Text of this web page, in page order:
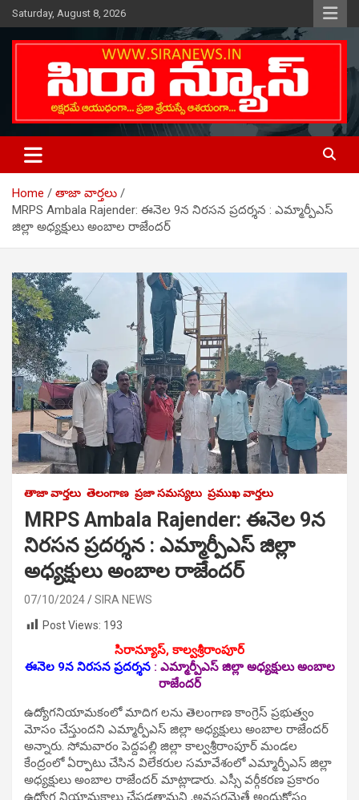
Skip
to
content
Saturday, August 8, 2026
SIRA NEWS
Telugu Online News Daily
Home
తాజా వార్తలు
MRPS Ambala Rajender: ఈనెల 9న నిర‌స‌న ప్ర‌ద‌ర్శ‌న : ఎమ్మార్పీఎస్
జిల్లా అధ్యక్షులు అంబాల రాజేందర్
తాజా వార్తలు తెలంగాణ ప్రజా సమస్యలు ప్రముఖ వార్తలు
MRPS Ambala Rajender: ఈనెల 9న
నిర‌స‌న ప్ర‌ద‌ర్శ‌న : ఎమ్మార్పీఎస్ జిల్లా
అధ్యక్షులు అంబాల రాజేందర్
07/10/2024
SIRA NEWS
Post Views: 193
సిరాన్యూస్‌, కాల్వశ్రీరాంపూర్
ఈనెల 9న నిర‌స‌న ప్ర‌ద‌ర్శ‌న : ఎమ్మార్పీఎస్ జిల్లా అధ్యక్షులు అంబాల
రాజేందర్
ఉద్యోగనియామకంలో మాదిగ లను తెలంగాణ కాంగ్రెస్ ప్రభుత్వం
మోసం చేస్తుంద‌ని ఎమ్మార్పీఎస్ జిల్లా అధ్యక్షులు అంబాల రాజేందర్
అన్నారు. సోమ‌వారం పెద్దపల్లి జిల్లా కాల్వశ్రీరాంపూర్ మండల
కేంద్రంలో ఏర్పాటు చేసిన విలేక‌రుల స‌మావేశంలో ఎమ్మార్పీఎస్ జిల్లా
అధ్యక్షులు అంబాల రాజేందర్ మాట్లాడారు. ఎస్సీ వర్గీకరణ ప్రకారం
ఉద్యోగ నియామకాలు చేపడతామని ,అవసరమైతే అందుకోసం